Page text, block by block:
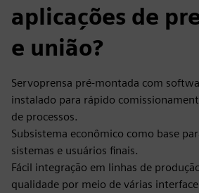
aplicações de
e união?
Servoprensa pré-montada com
instalado para rápido
de processos.
Subsistema econômico como base
sistemas e usuários finais.
Fácil integração em linhas de
qualidade por meio de várias